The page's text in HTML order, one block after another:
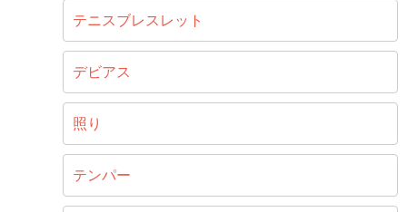
テニスブレスレット
デビアス
照り
テンパー